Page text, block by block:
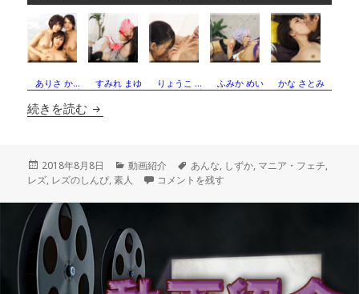
ありさ か… すみれ まゆ りょうこ … ふみか めい かな さとみ
続きを読む 自画撮りレズミッション〜あんなちゃんとしずか
投
稿
2018年8月8日
カ
テ
動画紹介
タ
グ
あんな, しずか, マニア・フェチ,
レズ, レズのしんぴ,素人 自画撮りレズミッション〜あんなちゃんとし
コメントを残す